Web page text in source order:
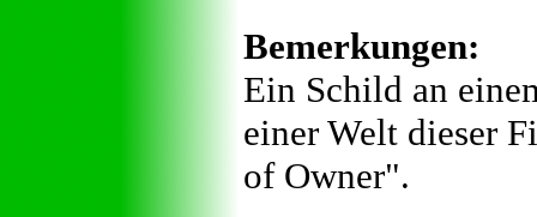
Bemerkungen:
Ein Schild an
einer Welt dieser
of Owner".